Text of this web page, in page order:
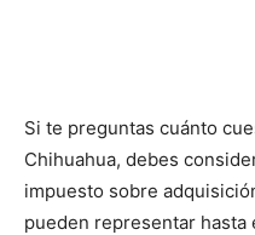
Si te preguntas cuánto
Chihuahua, debes
impuesto sobre
pueden representar hasta